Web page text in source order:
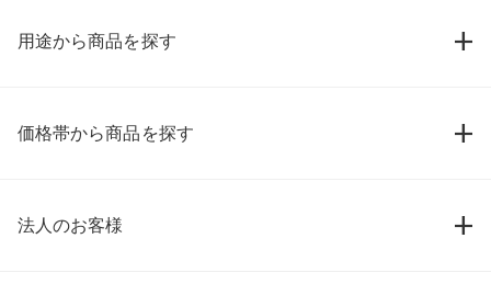
用途から商品を探す
価格帯から商品を探す
法人のお客様